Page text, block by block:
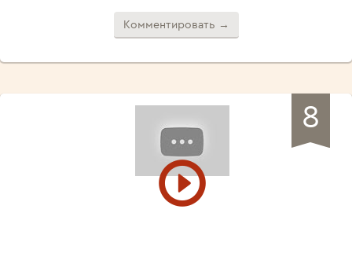
Комментировать →
8